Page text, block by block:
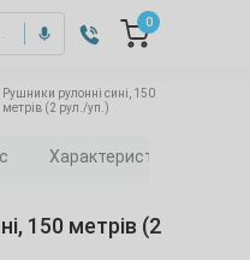
0
Рушники рулонні сині, 150
метрів (2 рул./уп.)
Характеристики
150 метрів (2